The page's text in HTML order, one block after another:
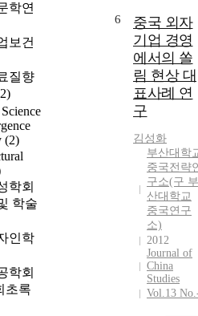
학연
보건
질향
(2)
학회
학술
인학
학회
초록
도 있는 연구
한 다면 비기
어휘의 발전가
능성을 보여줄
수 있으리라
각한다.
6
중국 외자
기업 경영
에서의 쏠
림 현상 대
표사례 연
구
김성화
부산대학
중국전략
구소(구 부
산대학교
중국연구
소)
2012
Journal of
China
Studies
Vol.13